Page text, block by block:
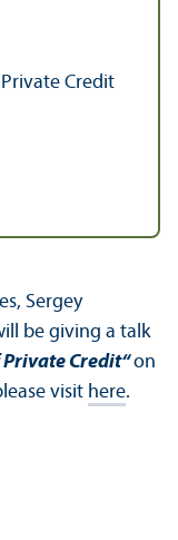
Credit
Sergey
be giving a talk
Credit“on
visit here.